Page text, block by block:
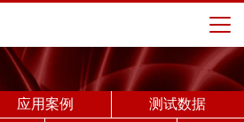
应用案例
测试数据